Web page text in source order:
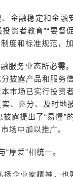
金融稳定和金融
资者教育”“要督
度和标准规范，
服务业态所必需
披露产品和服务
市场已实行投资
、充分、及时
露提出了“易懂
场中加以推广。
厚爱”相统一。
企业家精神，也